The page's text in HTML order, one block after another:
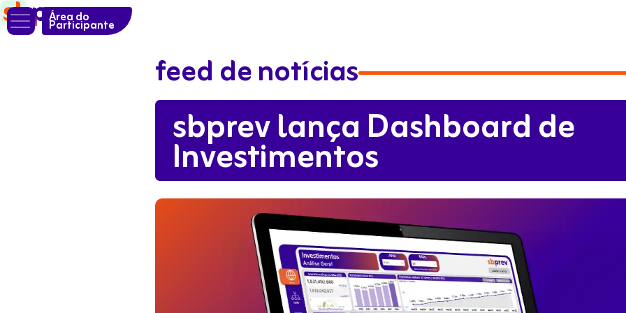
Área do
Participante

feed de notícias
sbprev lança Dashboard de
Investimentos